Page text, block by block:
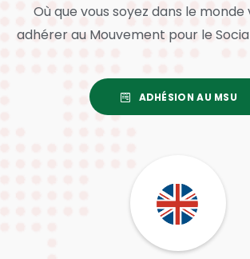
Où que vous soyez dans le monde
adhérer au Mouvement pour le
ADHÉSION AU MSU